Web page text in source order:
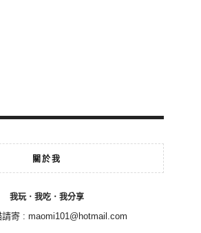
關於我
我玩．我吃．我分享
請寄 : maomi101@hotmail.com